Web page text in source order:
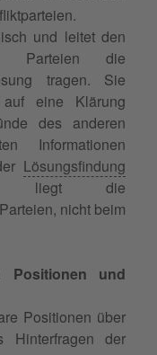
und leitet den
Parteien die
tragen. Sie
eine Klärung
des anderen
Informationen
Lösungsfindung
liegt die
nicht beim
Positionen und
Positionen über
der